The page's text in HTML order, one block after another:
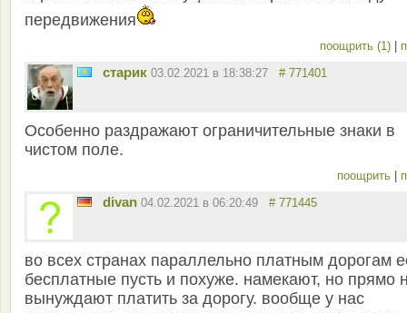
передвижения
поощрить (1) |
старик 03.02.2021 в 18:38:27 # 771401
Особенно раздражают ограничительные знаки в
чистом поле.
поощрить |
divan 04.02.2021 в 06:20:49 # 771445
во всех странах параллельно платным дорогам
бесплатные пусть и похуже. намекают, но прямо
вынуждают платить за дорогу. вообще у нас